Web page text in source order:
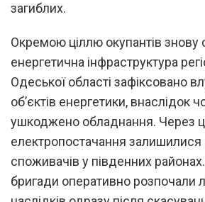
загиблих.
Окремою ціллю окупантів знову
енергетична інфраструктура
Одеської області зафіксовано
об’єктів енергетики, внаслідок
ушкоджено обладнання. Через
електропостачання залишилися
споживачів у південних
бригади оперативно розпочали